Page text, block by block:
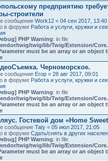
предприятию
строители
сообщение Work12 « 04 сен 2017, 13:40
в форуме Работа и услуги, кружки и
PHP Warning: in file
twig/twig/lib/Twig/Extension/
must be an array or an object
Черноморское.
сообщение Егор « 28 авг 2017, 09:01
в форуме Работа и услуги, кружки и
PHP Warning: in file
twig/twig/lib/Twig/Extension/
must be an array or an object
Гостевой дом «Home
сообщение Taty « 05 июл 2017, 21:05
в форуме Сдать/снять в других
PHP Warning: in file
twig/twig/lib/Twig/Extension/
must be an array or an object